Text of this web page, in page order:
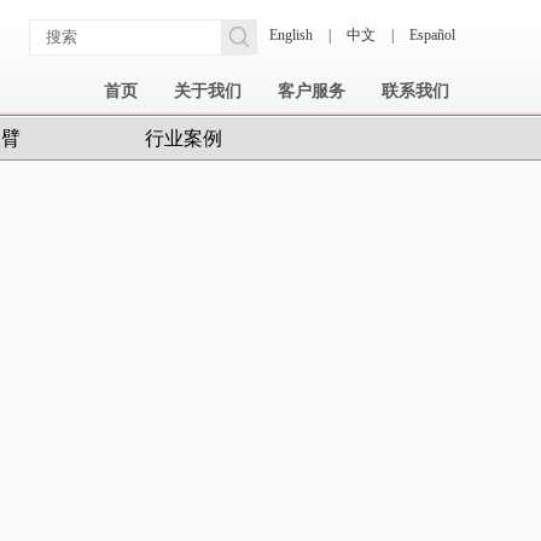
English 中文 Español
首页 关于我们 客户服务 联系我们
行业案例